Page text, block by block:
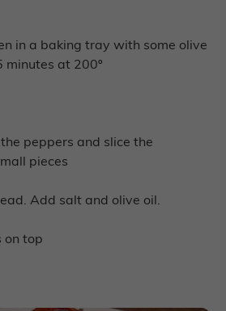
in a baking tray with some olive
minutes at 200º
peppers and slice the
pieces
Add salt and olive oil.
on top